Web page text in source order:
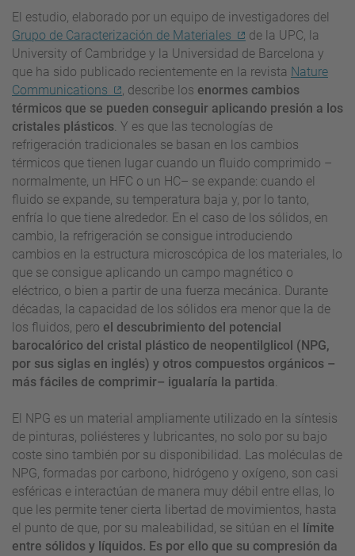
El estudio, elaborado por un equipo de investigadores del
Grupo de Caracterización de Materiales
de la UPC, la
University of Cambridge y la Universidad de Barcelona y
que ha sido publicado recientemente en la revista Nature
Communications
, describe los enormes cambios
térmicos que se pueden conseguir aplicando presión a los
cristales plásticos. Y es que las tecnologías de
refrigeración tradicionales se basan en los cambios
térmicos que tienen lugar cuando un fluido comprimido –
normalmente, un HFC o un HC– se expande: cuando el
fluido se expande, su temperatura baja y, por lo tanto,
enfría lo que tiene alrededor. En el caso de los sólidos, en
cambio, la refrigeración se consigue introduciendo
cambios en la estructura microscópica de los materiales, lo
que se consigue aplicando un campo magnético o
eléctrico, o bien a partir de una fuerza mecánica. Durante
décadas, la capacidad de los sólidos era menor que la de
los fluidos, pero el descubrimiento del potencial
barocalórico del cristal plástico de neopentilglicol (NPG,
por sus siglas en inglés) y otros compuestos orgánicos –
más fáciles de comprimir– igualaría la partida.
El NPG es un material ampliamente utilizado en la síntesis
de pinturas, poliésteres y lubricantes, no solo por su bajo
coste sino también por su disponibilidad. Las moléculas de
NPG, formadas por carbono, hidrógeno y oxígeno, son casi
esféricas e interactúan de manera muy débil entre ellas, lo
que les permite tener cierta libertad de movimientos, hasta
el punto de que, por su maleabilidad, se sitúan en el
límite
entre sólidos y líquidos. Es por ello que su compresión da